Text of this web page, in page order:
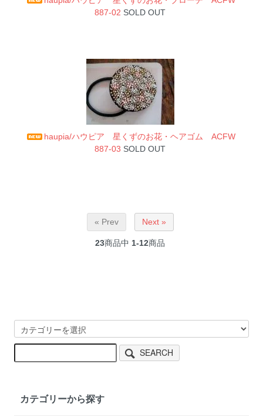
887-02 SOLD OUT
haupia/ハウピア 星くずのお花・ヘアゴム ACFW
887-03 SOLD OUT
« Prev Next »
23商品中 1-12商品
SEARCH
カテゴリーから探す